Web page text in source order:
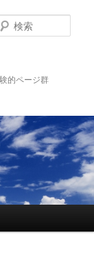
的ページ群
索